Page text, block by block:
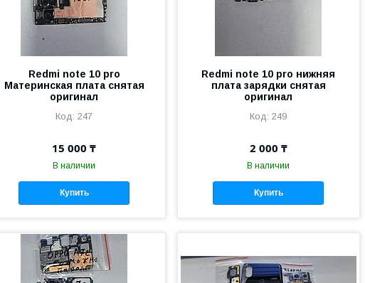
Redmi note 10 pro
Материнская плата снятая
оригинал
247
15 000 ₸
В наличии
Купить
Redmi note 10 pro нижняя
плата зарядки снятая
оригинал
249
2 000 ₸
В наличии
Купить